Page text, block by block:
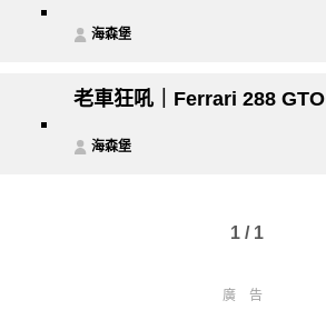
海森堡
老車狂吼｜Ferrari 288 GTO
海森堡
1 / 1
廣告